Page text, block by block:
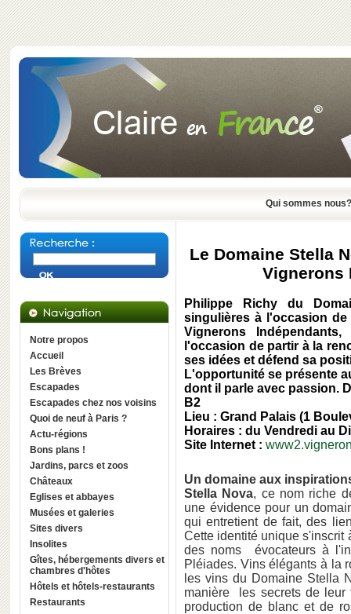
Qui sommes nous?
Notre propos
Accueil
Les Brèves
Escapades
Escapades chez nos voisins
Quoi de neuf à Paris ?
Actu-régions
Bons plans !
Jardins, parcs et zoos
Châteaux
Eglises et abbayes
Musées et galeries
Sites divers
Insolites
Gîtes, hébergements divers et
chambres d'hôtes
Hôtels et hôtels-restaurants
Restaurants
Le Domaine Stella
Vignerons
Philippe Richy du
singulières à l'occasion
Vignerons
l'occasion de partir à la
ses idées et défend sa
L'opportunité se présente
dont il parle avec passion.
B2
Lieu : Grand Palais (1
Horaires : du Vendredi au
Site Internet :
Un domaine aux
Stella Nova, ce nom riche
une évidence pour un
qui entretient de fait, des
Cette identité unique s'inscrit
des noms évocateurs à
Pléiades. Vins élégants à la
les vins du Domaine Stella
manière les secrets de leur
production de blanc et de